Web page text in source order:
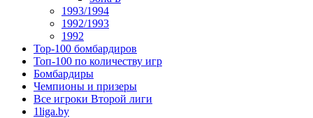
1993/1994
1992/1993
1992
Top-100 бомбардиров
Топ-100 по количеству игр
Бомбардиры
Чемпионы и призеры
Все игроки Второй лиги
1liga.by